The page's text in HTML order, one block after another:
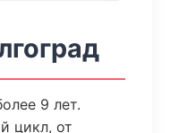
9 лет.
цикл, от